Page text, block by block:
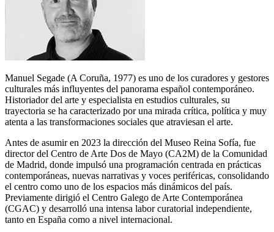
Manuel Segade (A Coruña, 1977) es uno de los curadores y gestores
culturales más influyentes del panorama español contemporáneo.
Historiador del arte y especialista en estudios culturales, su
trayectoria se ha caracterizado por una mirada crítica, política y muy
atenta a las transformaciones sociales que atraviesan el arte.
Antes de asumir en 2023 la dirección del Museo Reina Sofía, fue
director del Centro de Arte Dos de Mayo (CA2M) de la Comunidad
de Madrid, donde impulsó una programación centrada en prácticas
contemporáneas, nuevas narrativas y voces periféricas, consolidando
el centro como uno de los espacios más dinámicos del país.
Previamente dirigió el Centro Galego de Arte Contemporánea
(CGAC) y desarrolló una intensa labor curatorial independiente,
tanto en España como a nivel internacional.